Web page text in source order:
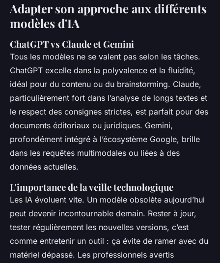
Adapter son approche aux différents
modèles d'IA
ChatGPT vs Claude et Gemini
Tous les modèles ne se valent pas selon les tâches.
ChatGPT excelle dans la polyvalence et la fluidité,
idéal pour du contenu ou du brainstorming. Claude,
particulièrement fort dans l’analyse de longs textes et
le respect des consignes strictes, est parfait pour des
documents éditoriaux ou juridiques. Gemini,
profondément intégré à l’écosystème Google, brille
dans les requêtes multimodales ou liées à des
données actuelles.
L'importance de la veille technologique
Les IA évoluent vite. Un modèle obsolète aujourd’hui
peut devenir incontournable demain. Rester à jour,
tester régulièrement les nouvelles versions, c’est
comme entretenir un outil : ça évite de ramer avec du
matériel dépassé. Les professionnels avertis